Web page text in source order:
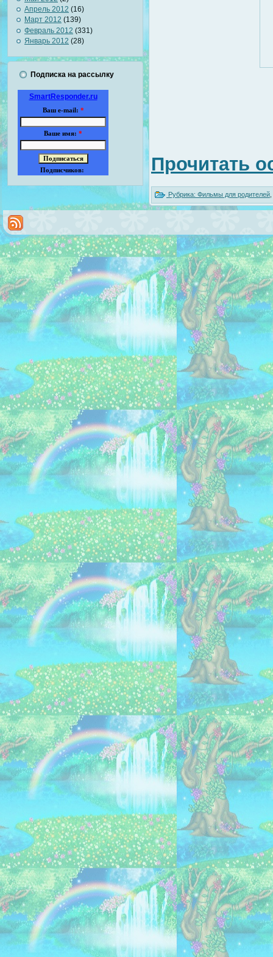
Апрель 2012 (16)
Март 2012 (139)
Февраль 2012 (331)
Январь 2012 (28)
Подписка на рассылку
SmartResponder.ru
Ваш e-mail: *
Ваше имя: *
Подписчиков: Прочитать
Рубрика: Фильмы для родителей